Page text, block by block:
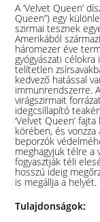
A ‘Velvet Queen’
Queen”) egy
szirmai tesznek
Amerikából
háromezer éve
gyógyászati célokra
telítetlen
kedvező hatással
immunrendszerre.
virágszirmait
idegcsillapító
‘Velvet Queen’
körében, és
beporzók
meghagyjuk télre a
fogyasztják téli
hosszú ideig
is megállja a helyét.
Tulajdonságok: